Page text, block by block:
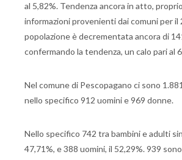
al 5,82%. Tendenza ancora in atto,
informazioni provenienti dai comuni per il
popolazione è decrementata ancora di
confermando la tendenza, un calo pari al
Nel comune di Pescopagano ci sono
nello specifico 912 uomini e 969 donne.
Nello specifico 742 tra bambini e adulti
47,71%, e 388 uomini, il 52,29%. 939